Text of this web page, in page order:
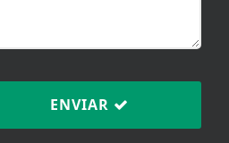
ENVIAR